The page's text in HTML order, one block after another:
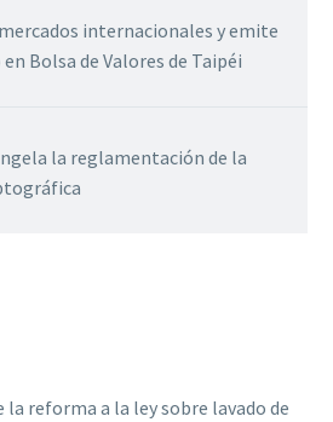
internacionales y emite
Bolsa de Valores de Taipéi
la reglamentación de la
la reforma a la ley sobre lavado de